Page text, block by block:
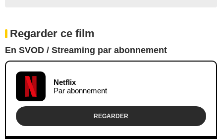
Regarder ce film
En SVOD / Streaming par abonnement
Netflix
Par abonnement
REGARDER